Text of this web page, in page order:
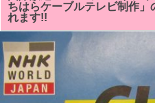
巻
き
寿
司
室
で
は
「ト
ロ
ちはらケーブルテレビ制作
れます!!